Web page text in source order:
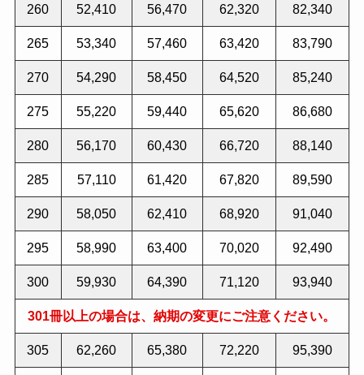
260 52,410 56,470 62,320 82,340
265 53,340 57,460 63,420 83,790
270 54,290 58,450 64,520 85,240
275 55,220 59,440 65,620 86,680
280 56,170 60,430 66,720 88,140
285 57,110 61,420 67,820 89,590
290 58,050 62,410 68,920 91,040
295 58,990 63,400 70,020 92,490
300 59,930 64,390 71,120 93,940
301冊以上の場合は、納期の変更にご注意ください。
305 62,260 65,380 72,220 95,390